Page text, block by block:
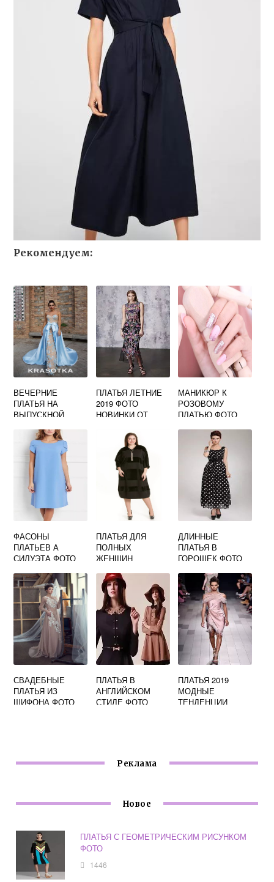
Рекомендуем:
ВЕЧЕРНИЕ
ПЛАТЬЯ НА
ВЫПУСКНОЙ
ПЛАТЬЯ ЛЕТНИЕ
2019 ФОТО
НОВИНКИ ОТ
МАНИКЮР К
РОЗОВОМУ
ПЛАТЬЮ ФОТО
ФАСОНЫ
ПЛАТЬЕВ А
СИЛУЭТА ФОТО
ПЛАТЬЯ ДЛЯ
ПОЛНЫХ
ЖЕНЩИН
МОДНЫЕ
ДЛИННЫЕ
ПЛАТЬЯ В
ГОРОШЕК ФОТО
СВАДЕБНЫЕ
ПЛАТЬЯ ИЗ
ШИФОНА ФОТО
ПЛАТЬЯ В
АНГЛИЙСКОМ
СТИЛЕ ФОТО
ПЛАТЬЯ 2019
МОДНЫЕ
ТЕНДЕНЦИИ
Реклама
Новое
ПЛАТЬЯ С ГЕОМЕТРИЧЕСКИМ РИСУНКОМ
ФОТО
1446